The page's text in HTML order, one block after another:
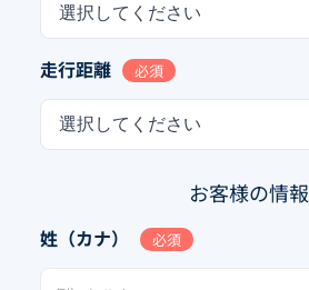
選択してください
走行距離 必須
選択してください
お客様の情報
姓（カナ） 必須